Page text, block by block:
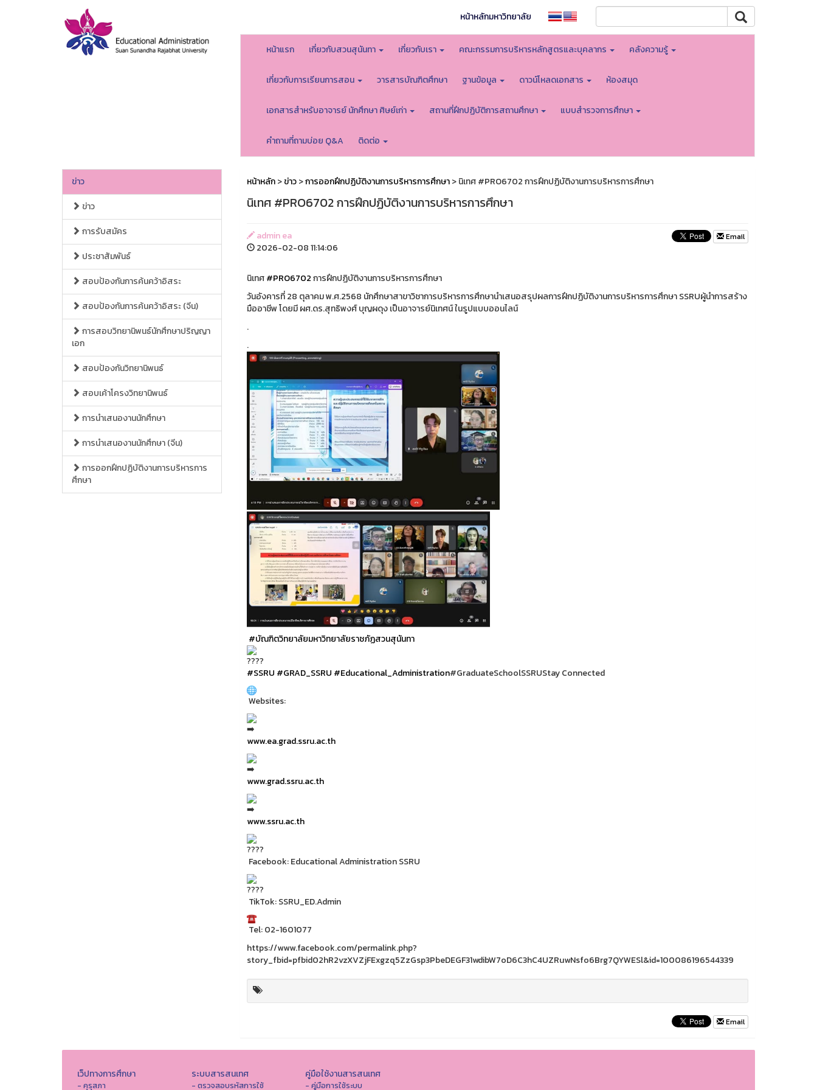
หน้าหลักมหาวิทยาลัย
หน้าแรก เกี่ยวกับสวนสุนันทา เกี่ยวกับเรา คณะกรรมการบริหารหลักสูตรและบุคลากร คลังความรู้
เกี่ยวกับการเรียนการสอน วารสารบัณฑิตศึกษา ฐานข้อมูล ดาวน์โหลดเอกสาร ห้องสมุด
เอกสารสำหรับอาจารย์ นักศึกษา ศิษย์เก่า สถานที่ฝึกปฏิบัติการสถานศึกษา แบบสำรวจการศึกษา
คำถามที่ถามบ่อย Q&A ติดต่อ
ข่าว
ข่าว
การรับสมัคร
ประชาสัมพันธ์
สอบป้องกันการค้นคว้าอิสระ
สอบป้องกันการค้นคว้าอิสระ (จีน)
การสอบวิทยานิพนธ์นักศึกษาปริญญา
เอก
สอบป้องกันวิทยานิพนธ์
สอบเค้าโครงวิทยานิพนธ์
การนำเสนองานนักศึกษา
การนำเสนองานนักศึกษา (จีน)
การออกฝึกปฏิบัติงานการบริหารการ
ศึกษา
หน้าหลัก>ข่าว>การออกฝึกปฏิบัติงานการบริหารการศึกษา> นิเทศ #PRO6702 การฝึกปฏิบัติงานการบริหารการศึกษา
นิเทศ #PRO6702 การฝึกปฏิบัติงานการบริหารการศึกษา
admin ea
2026-02-08 11:14:06
Email
นิเทศ#PRO6702การฝึกปฏิบัติงานการบริหารการศึกษา
วันอังคารที่ 28 ตุลาคม พ.ศ.2568 นักศึกษาสาขาวิชาการบริหารการศึกษานำเสนอสรุปผลการฝึกปฏิบัติงานการบริหารการศึกษา SSRUผู้นำการสร้าง
มืออาชีพ โดยมี ผศ.ดร.สุทธิพงศ์ บุญผดุง เป็นอาจารย์นิเทศน์ ในรูปแบบออนไลน์
.
.
#บัณฑิตวิทยาลัยมหาวิทยาลัยราชภัฏสวนสุนันทา
#SSRU #GRAD_SSRU #Educational_Administration#GraduateSchoolSSRUStay Connected
Websites:
www.ea.grad.ssru.ac.th
www.grad.ssru.ac.th
www.ssru.ac.th
Facebook: Educational Administration SSRU
TikTok: SSRU_ED.Admin
Tel: 02-1601077
https://www.facebook.com/permalink.php?
story_fbid=pfbid02hR2vzXVZjFExgzq5ZzGsp3PbeDEGF31wdibW7oD6C3hC4UZRuwNsfo6Brg7QYWESl&id=100086196544339
Email
เว็ปทางการศึกษา
- คุรุสภา
ระบบสารสนเทศ
- ตรวจสอบรหัสการใช้
คู่มือใช้งานสารสนเทศ
- คู่มือการใช้ระบบ